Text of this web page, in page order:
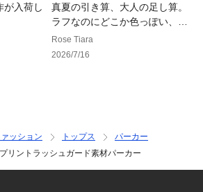
実際よりも色味が違って見える場合があ
フォンなどの環境により、若干製品と
が入荷し
真夏の引き算、大人の足し算。
ラフなのにどこか色っぽい、7
月のモードなデニム
Rose Tiara
2026/7/16
ッション トップス
パーカー
リントラッシュガード素材パーカー